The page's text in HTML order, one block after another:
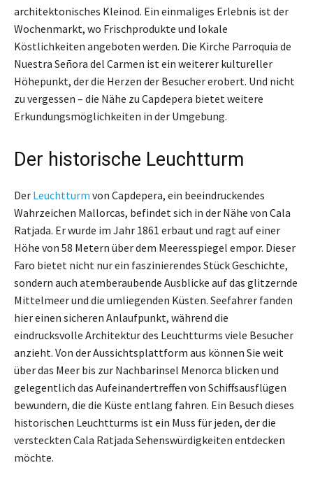
architektonisches Kleinod. Ein einmaliges Erlebnis ist der
Wochenmarkt, wo Frischprodukte und lokale
Köstlichkeiten angeboten werden. Die Kirche Parroquia de
Nuestra Señora del Carmen ist ein weiterer kultureller
Höhepunkt, der die Herzen der Besucher erobert. Und nicht
zu vergessen – die Nähe zu Capdepera bietet weitere
Erkundungsmöglichkeiten in der Umgebung.
Der historische Leuchtturm
Der Leuchtturm von Capdepera, ein beeindruckendes
Wahrzeichen Mallorcas, befindet sich in der Nähe von Cala
Ratjada. Er wurde im Jahr 1861 erbaut und ragt auf einer
Höhe von 58 Metern über dem Meeresspiegel empor. Dieser
Faro bietet nicht nur ein faszinierendes Stück Geschichte,
sondern auch atemberaubende Ausblicke auf das glitzernde
Mittelmeer und die umliegenden Küsten. Seefahrer fanden
hier einen sicheren Anlaufpunkt, während die
eindrucksvolle Architektur des Leuchtturms viele Besucher
anzieht. Von der Aussichtsplattform aus können Sie weit
über das Meer bis zur Nachbarinsel Menorca blicken und
gelegentlich das Aufeinandertreffen von Schiffsausflügen
bewundern, die die Küste entlang fahren. Ein Besuch dieses
historischen Leuchtturms ist ein Muss für jeden, der die
versteckten Cala Ratjada Sehenswürdigkeiten entdecken
möchte.